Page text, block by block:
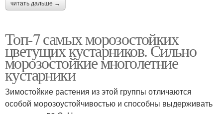
читать дальше →
Топ-7 самых морозостойких
цветущих кустарников. Сильно
морозостойкие многолетние
кустарники
Зимостойкие растения из этой группы отличаются
особой морозоустойчивостью и способны выдерживать